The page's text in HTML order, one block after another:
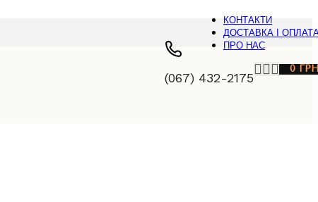
КОНТАКТИ
ДОСТАВКА І
ПРО НАС
(067) 432-2175
0